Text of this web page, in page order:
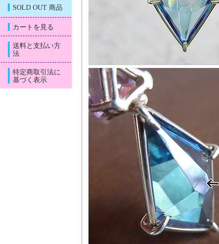
SOLD OUT 商品
カートを見る
送料と支払い方
法
特定商取引法に
基づく表示